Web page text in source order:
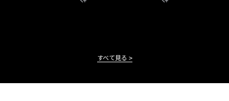
すべて見る